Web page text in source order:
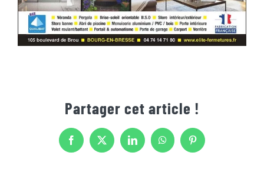
Partager cet article !
Facebook
X LinkedInWhatsAppPinterest